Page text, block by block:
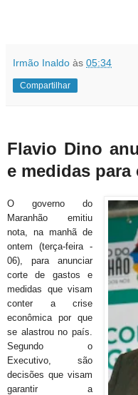
Irmão Inaldo às 05:34
Compartilhar
Flavio Dino
e medidas
O governo do
Maranhão emitiu
nota, na manhã de
ontem (terça-feira -
06), para anunciar
corte de gastos e
medidas que visam
conter a crise
econômica por que
se alastrou no país.
Segundo o
Executivo, são
decisões que visam
garantir a